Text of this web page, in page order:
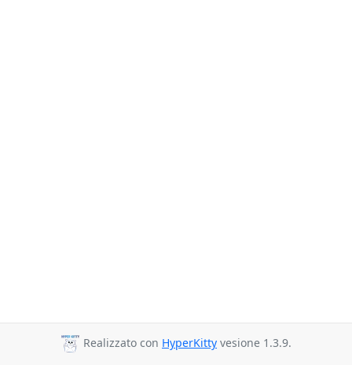
Realizzato con HyperKitty vesione 1.3.9.